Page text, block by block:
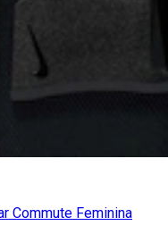
Commute Feminina